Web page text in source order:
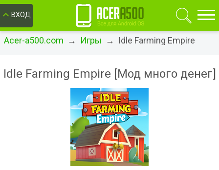
ВХОД
Acer-a500.com → Игры → Idle Farming Empire
Idle Farming Empire [Мод много денег]